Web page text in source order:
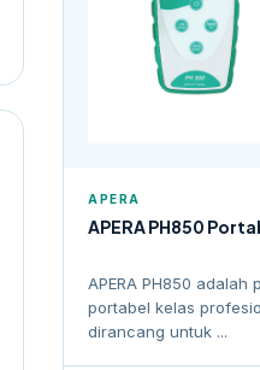
APERA
APERA PH850
APERA PH850 adalah
portabel kelas
dirancang untuk ...